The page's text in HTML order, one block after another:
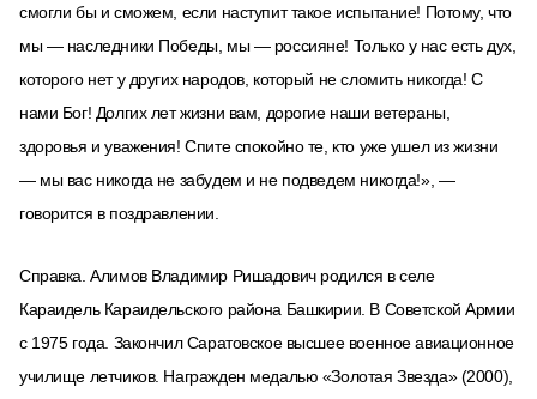
смогли бы и сможем, если наступит​ такое испытание! Потому, что
мы — наследники Победы, мы — россияне! Только у нас есть дух,
которого нет у других народов, который не сломить никогда! С
нами Бог! Долгих лет жизни вам, дорогие наши ветераны,
здоровья и уважения! Спите спокойно те, кто уже ушел из жизни
— мы вас никогда не забудем и не подведем никогда!», —
говорится в поздравлении.
Справка. Алимов Владимир Ришадович родился в селе
Караидель Караидельского района Башкирии. В Советской Армии
с 1975 года. Закончил Саратовское высшее военное авиационное
училище летчиков. Награжден медалью «Золотая Звезда» (2000),